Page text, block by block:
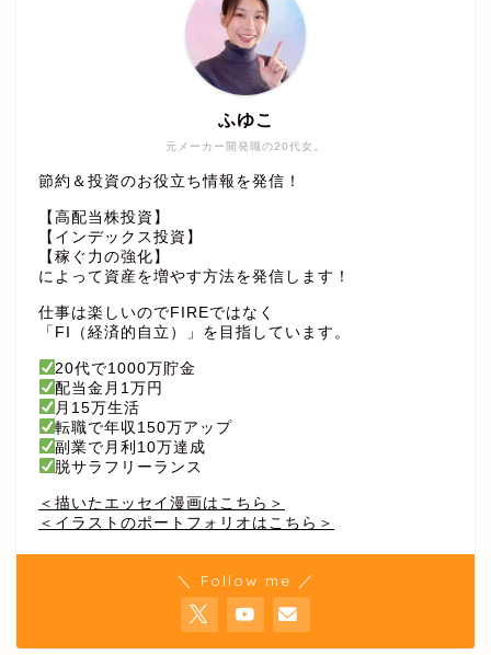
元メーカー開発職の20代女。
ふゆこ
節約＆投資のお役立ち情報を発信！
【高配当株投資】
【インデックス投資】
【稼ぐ力の強化】
によって資産を増やす方法を発信します！
仕事は楽しいのでFIREではなく
「FI（経済的自立）」を目指しています。
20代で1000万貯金
配当金月1万円
月15万生活
転職で年収150万アップ
副業で月利10万達成
脱サラフリーランス
＜描いたエッセイ漫画はこちら＞
＜イラストのポートフォリオはこちら＞
＼ Follow me ／